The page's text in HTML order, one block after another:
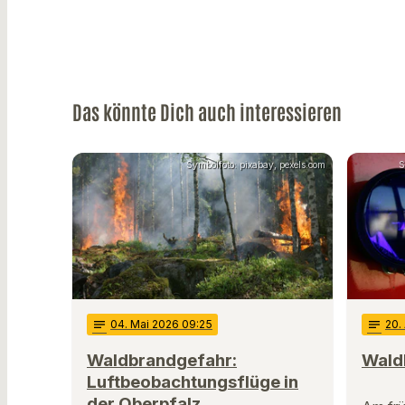
Das könnte Dich auch interessieren
Symbolfoto: pixabay, pexels.com
notes 04. Mai 2026 09:25
Waldbrandgefahr:
Luftbeobachtungsflüge in
notes 20.